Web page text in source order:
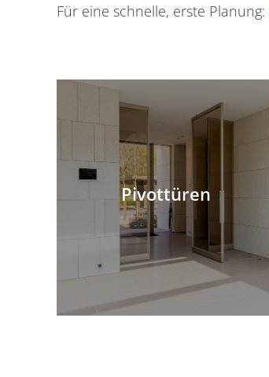
Für eine schnelle, erste Planung:
Pivottüren